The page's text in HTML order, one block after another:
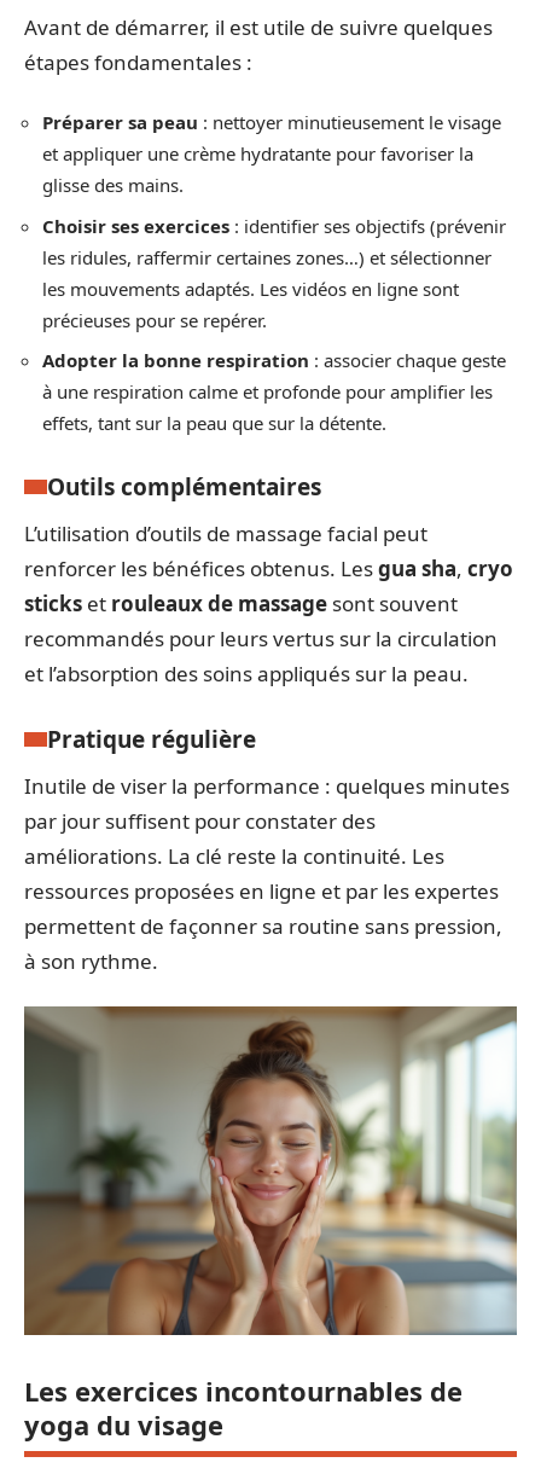
Avant de démarrer, il est utile de suivre quelques
étapes fondamentales :
Préparer sa peau : nettoyer minutieusement le visage
et appliquer une crème hydratante pour favoriser la
glisse des mains.
Choisir ses exercices : identifier ses objectifs (prévenir
les ridules, raffermir certaines zones…) et sélectionner
les mouvements adaptés. Les vidéos en ligne sont
précieuses pour se repérer.
Adopter la bonne respiration : associer chaque geste
à une respiration calme et profonde pour amplifier les
effets, tant sur la peau que sur la détente.
Outils complémentaires
L’utilisation d’outils de massage facial peut
renforcer les bénéfices obtenus. Lesgua sha, cryo
sticks et rouleaux de massage sont souvent
recommandés pour leurs vertus sur la circulation
et l’absorption des soins appliqués sur la peau.
Pratique régulière
Inutile de viser la performance : quelques minutes
par jour suffisent pour constater des
améliorations. La clé reste la continuité. Les
ressources proposées en ligne et par les expertes
permettent de façonner sa routine sans pression,
à son rythme.
Les exercices incontournables de
yoga du visage